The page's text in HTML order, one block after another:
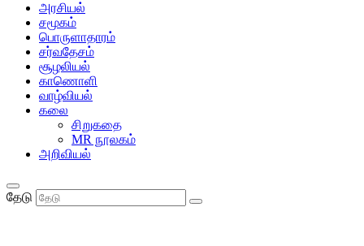
அரசியல்
சமூகம்
பொருளாதாரம்
சர்வதேசம்
சூழலியல்
காணொளி
வாழ்வியல்
கலை
சிறுகதை
MR நூலகம்
அறிவியல்
தேடு